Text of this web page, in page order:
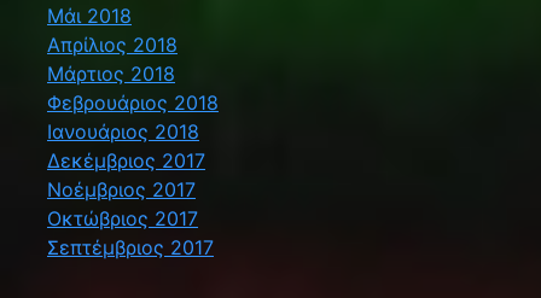
Μάι 2018
Απρίλιος 2018
Μάρτιος 2018
Φεβρουάριος 2018
Ιανουάριος 2018
Δεκέμβριος 2017
Νοέμβριος 2017
Οκτώβριος 2017
Σεπτέμβριος 2017